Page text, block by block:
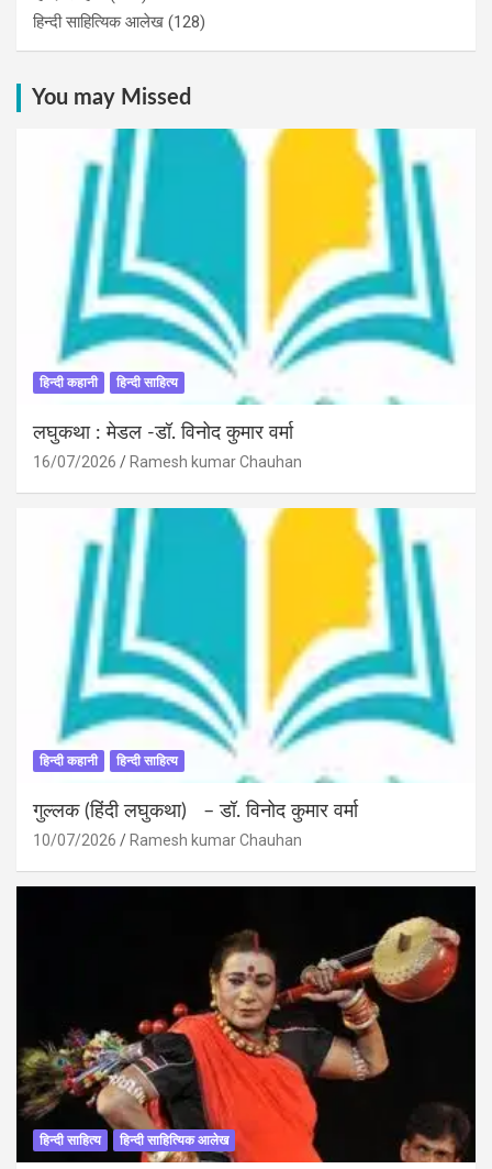
हिन्दी साहित्यिक आलेख (128)
You may Missed
हिन्दी कहानी हिन्दी साहित्य
लघुकथा : मेडल -डॉ. विनोद कुमार वर्मा
16/07/2026 Ramesh kumar Chauhan
हिन्दी कहानी हिन्दी साहित्य
गुल्लक (हिंदी लघुकथा) – डॉ. विनोद कुमार वर्मा
10/07/2026 Ramesh kumar Chauhan
हिन्दी साहित्य हिन्दी साहित्यिक आलेख